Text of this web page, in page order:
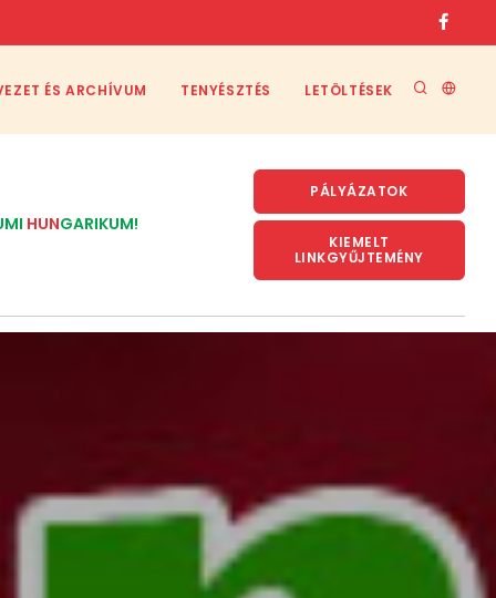
ÉS ARCHÍVUM TENYÉSZTÉS LETÖLTÉSEK
HUNGARIKUM!
PÁLYÁZATOK
KIEMELT
LINKGYŰJTEMÉNY